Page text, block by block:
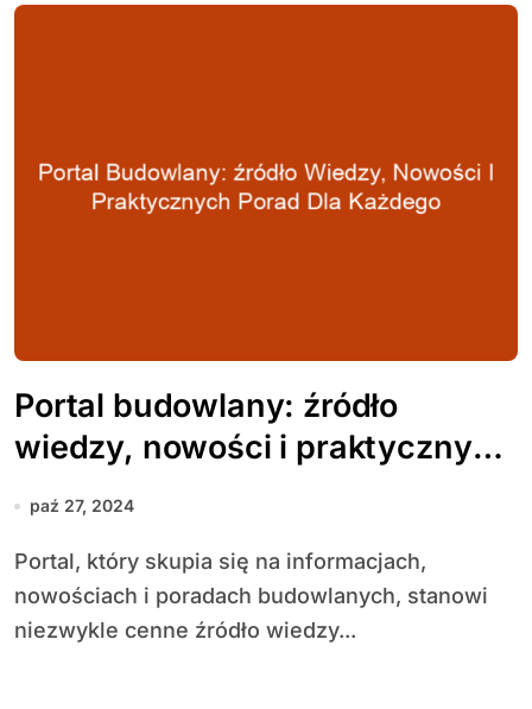
Portal budowlany: źródło
wiedzy, nowości i praktycznych
porad dla każdego
paź 27, 2024
Portal, który skupia się na informacjach,
nowościach i poradach budowlanych, stanowi
niezwykle cenne źródło wiedzy...